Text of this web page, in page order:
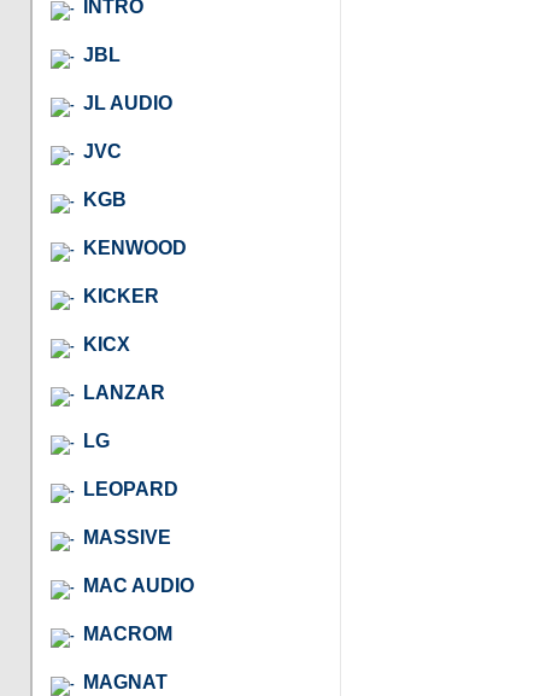
INTRO
JBL
JL AUDIO
JVC
KGB
KENWOOD
KICKER
KICX
LANZAR
LG
LEOPARD
MASSIVE
MAC AUDIO
MACROM
MAGNAT